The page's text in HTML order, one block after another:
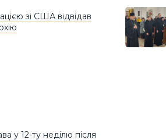
зі США відвідав
у 12-ту неділю після